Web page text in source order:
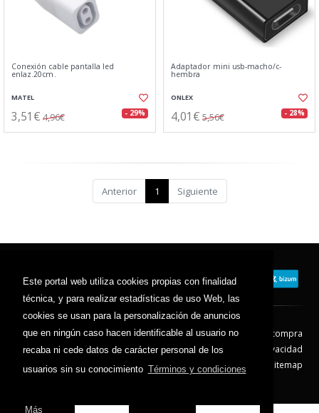
Este portal web utiliza cookies propias con finalidad
técnica, y para realizar estadísticas de uso Web, las
cookies se usan para la personalización de anuncios
que en ningún caso hacen identificable al usuario no
recaba ni cede datos de carácter personal de los
usuarios sin su conocimiento Términos y condiciones
Más
Conexión cable pantalla led
enlaz.20cm.
MATEL
3,51€ 4,96€ - 29%
Adaptador mini usb-macho/c-
hembra
ONLEX
4,01€ 5,56€ - 28%
Anterior 1 Siguiente
Contacto Aviso Legal
Condiciones de compra
Política de envíos
Política de devolución
Política de Privacidad
Política de Cookies
Sitemap